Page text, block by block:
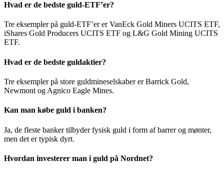
Hvad er de bedste guld-ETF’er?
Tre eksempler på guld-ETF’er er VanEck Gold Miners UCITS ETF,
iShares Gold Producers UCITS ETF og L&G Gold Mining UCITS
ETF.
Hvad er de bedste guldaktier?
Tre eksempler på store guldmineselskaber er Barrick Gold,
Newmont og Agnico Eagle Mines.
Kan man købe guld i banken?
Ja, de fleste banker tilbyder fysisk guld i form af barrer og mønter,
men det er typisk dyrt.
Hvordan investerer man i guld på Nordnet?